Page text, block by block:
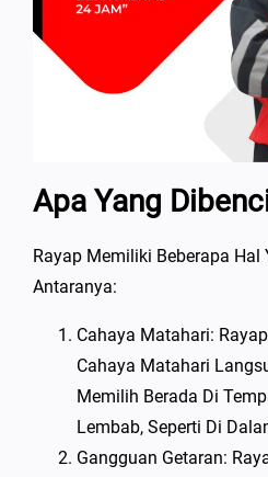
Apa Yang
Rayap Memiliki Beberapa Hal
Antaranya:
Cahaya Matahari:
Cahaya Matahari
Memilih Berada Di
Lembab, Seperti Di
Gangguan Getaran: